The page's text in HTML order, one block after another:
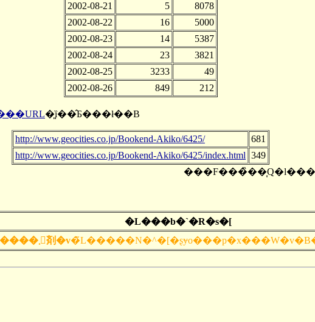
2002-08-21
5
8078
2002-08-22
16
5000
2002-08-23
14
5387
2002-08-24
23
3821
2002-08-25
3233
49
2002-08-26
849 212
�͈ȉ��̂Ƃ���ł��B
http://www.geocities.co.jp/Bookend-Akiko/6425/
681
http://www.geocities.co.jp/Bookend-Akiko/6425/index.html 349
�L���b�`�R�s�[
�u�����܂񂪑剤�v